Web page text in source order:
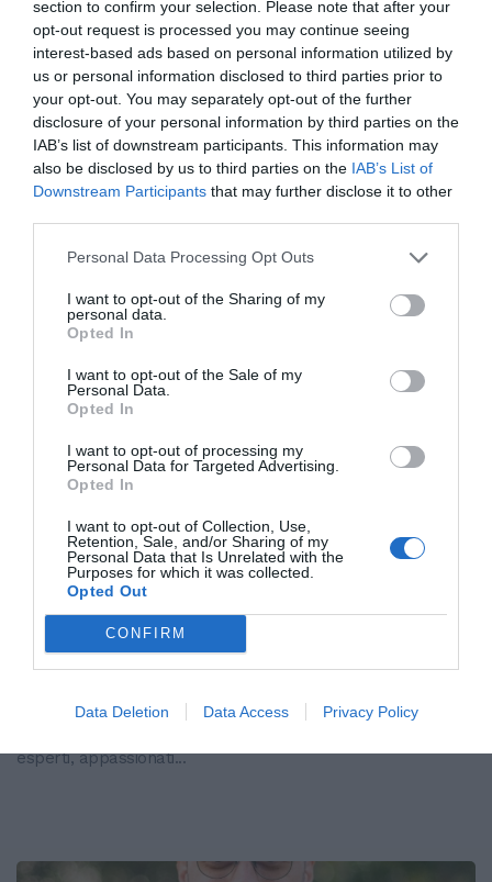
section to confirm your selection. Please note that after your
opt-out request is processed you may continue seeing
interest-based ads based on personal information utilized by
us or personal information disclosed to third parties prior to
your opt-out. You may separately opt-out of the further
disclosure of your personal information by third parties on the
IAB’s list of downstream participants. This information may
also be disclosed by us to third parties on the IAB’s List of
Downstream Participants that may further disclose it to other
Personal Data Processing Opt Outs
I want to opt-out of the Sharing of my
personal data.
Opted In
I want to opt-out of the Sale of my
Personal Data.
Opted In
I want to opt-out of processing my
Personal Data for Targeted Advertising.
Opted In
I want to opt-out of Collection, Use,
Retention, Sale, and/or Sharing of my
Personal Data that Is Unrelated with the
Purposes for which it was collected.
Opted Out
CONFIRM
Data Deletion Data Access Privacy Policy
Il Gruppo ARGEA acquisisce WinesU
con l'obiettivo di rafforzare il
posizionamento negli Stati Uniti
Il Gruppo Argea acquisisce WinesU. Una mossa di rilievo che
principale destinazione...
Una giornata dedicata alle bollicine.
Al via la seconda edizione di Abruzzo
in Bolla il 13 settembre a L'Aquila
Il 13 settembre sarà il giorno della seconda edizione di
esperti, appassionati...